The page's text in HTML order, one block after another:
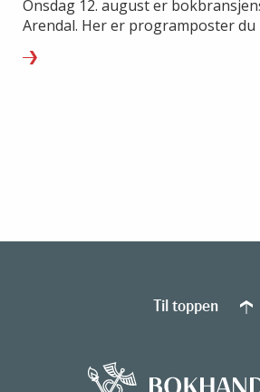
Onsdag 12. august er
Arendal. Her er programposter du
Til toppen